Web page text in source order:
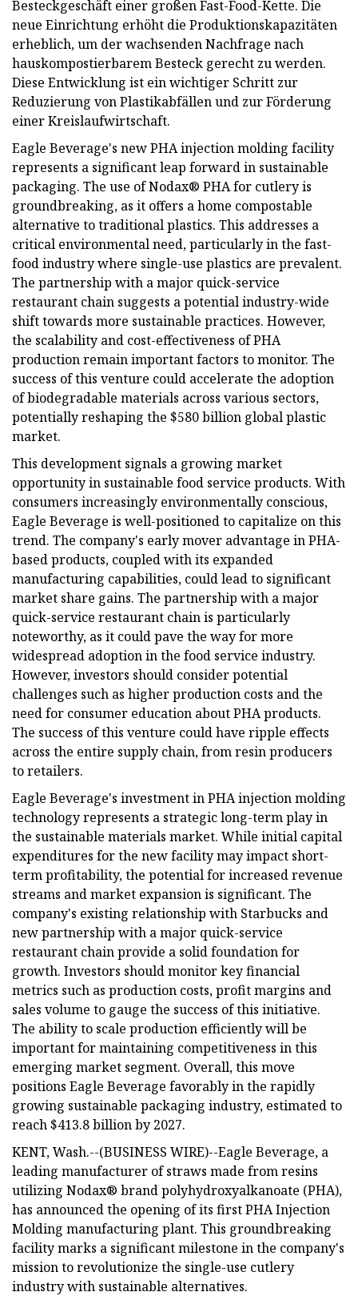
Besteckgeschäft einer großen Fast-Food-Kette. Die
neue Einrichtung erhöht die Produktionskapazitäten
erheblich, um der wachsenden Nachfrage nach
hauskompostierbarem Besteck gerecht zu werden.
Diese Entwicklung ist ein wichtiger Schritt zur
Reduzierung von Plastikabfällen und zur Förderung
einer Kreislaufwirtschaft.
Eagle Beverage's new PHA injection molding facility
represents a significant leap forward in sustainable
packaging. The use of Nodax® PHA for cutlery is
groundbreaking, as it offers a home compostable
alternative to traditional plastics. This addresses a
critical environmental need, particularly in the fast-
food industry where single-use plastics are prevalent.
The partnership with a major quick-service
restaurant chain suggests a potential industry-wide
shift towards more sustainable practices. However,
the scalability and cost-effectiveness of PHA
production remain important factors to monitor. The
success of this venture could accelerate the adoption
of biodegradable materials across various sectors,
potentially reshaping the $580 billion global plastic
market.
This development signals a growing market
opportunity in sustainable food service products. With
consumers increasingly environmentally conscious,
Eagle Beverage is well-positioned to capitalize on this
trend. The company's early mover advantage in PHA-
based products, coupled with its expanded
manufacturing capabilities, could lead to significant
market share gains. The partnership with a major
quick-service restaurant chain is particularly
noteworthy, as it could pave the way for more
widespread adoption in the food service industry.
However, investors should consider potential
challenges such as higher production costs and the
need for consumer education about PHA products.
The success of this venture could have ripple effects
across the entire supply chain, from resin producers
to retailers.
Eagle Beverage's investment in PHA injection molding
technology represents a strategic long-term play in
the sustainable materials market. While initial capital
expenditures for the new facility may impact short-
term profitability, the potential for increased revenue
streams and market expansion is significant. The
company's existing relationship with Starbucks and
new partnership with a major quick-service
restaurant chain provide a solid foundation for
growth. Investors should monitor key financial
metrics such as production costs, profit margins and
sales volume to gauge the success of this initiative.
The ability to scale production efficiently will be
important for maintaining competitiveness in this
emerging market segment. Overall, this move
positions Eagle Beverage favorably in the rapidly
growing sustainable packaging industry, estimated to
reach $413.8 billion by 2027.
KENT, Wash.--(BUSINESS WIRE)--Eagle Beverage, a
leading manufacturer of straws made from resins
utilizing Nodax® brand polyhydroxyalkanoate (PHA),
has announced the opening of its first PHA Injection
Molding manufacturing plant. This groundbreaking
facility marks a significant milestone in the company's
mission to revolutionize the single-use cutlery
industry with sustainable alternatives.